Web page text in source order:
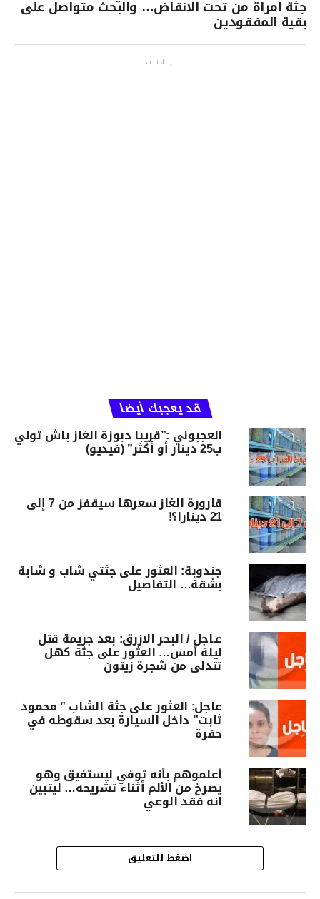
جثة امراة من تحت الانقاض… والبحث متواصل على
بقية المفقودين
إعلانات
قد يعجبك أيضا
العجبوني :”قريبا دبوزة الغاز باش تولي
ب25 دينار أو أكثر” (فيديو)
قارورة الغاز سعرها سيقفز من 7 إلى
21 دينارا؟!
جندوبة: العثور على جثتي شاب و شابة
بشقة… التفاصيل
عـاجل / البحر الازرق: بعد جريمة قتل
ليلة أمس… العثور على جثة كهل
تتدلى من شجرة زيتون
عاجل: العثور على جثة الشاب ” محمود
ثابت” داخل السيارة بعد سقوطه في
حفرة
أعلموهم بأنه توفي ليستفيق وهو
يصرخ من الألم أثناء تشريحه… ليتبين
انه فقد الوعي
اضغط للتعليق